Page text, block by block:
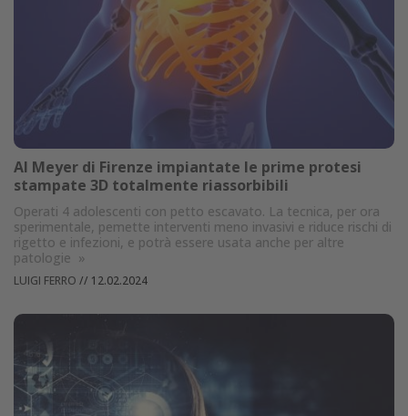
Al Meyer di Firenze impiantate le prime protesi
stampate 3D totalmente riassorbibili
Operati 4 adolescenti con petto escavato. La tecnica, per ora
sperimentale, pemette interventi meno invasivi e riduce rischi di
rigetto e infezioni, e potrà essere usata anche per altre
patologie »
LUIGI FERRO // 12.02.2024